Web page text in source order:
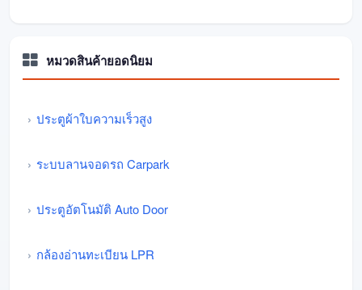
หมวดสินค้ายอดนิยม
ประตูผ้าใบความเร็วสูง
ระบบลานจอดรถ Carpark
ประตูอัตโนมัติ Auto Door
กล้องอ่านทะเบียน LPR